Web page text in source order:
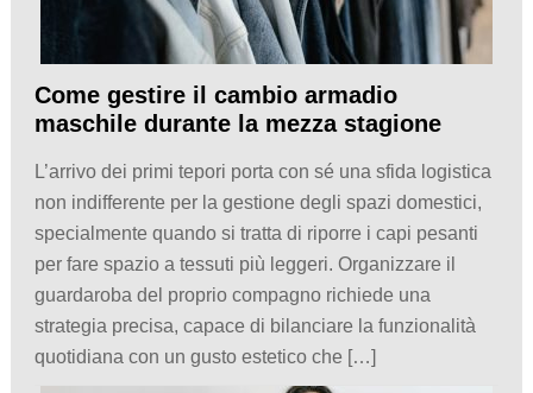
Come gestire il cambio armadio
maschile durante la mezza stagione
L’arrivo dei primi tepori porta con sé una sfida logistica
non indifferente per la gestione degli spazi domestici,
specialmente quando si tratta di riporre i capi pesanti
per fare spazio a tessuti più leggeri. Organizzare il
guardaroba del proprio compagno richiede una
strategia precisa, capace di bilanciare la funzionalità
quotidiana con un gusto estetico che […]